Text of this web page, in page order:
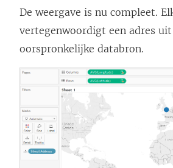
De weergave is nu compleet.
vertegenwoordigt een adres uit
oorspronkelijke databron.